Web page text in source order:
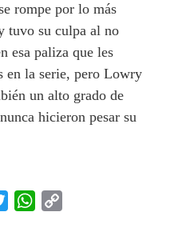
rompe por lo más
tuvo su culpa al no
esa paliza que les
en la serie, pero Lowry
un alto grado de
hicieron pesar su
Twitter WhatsApp